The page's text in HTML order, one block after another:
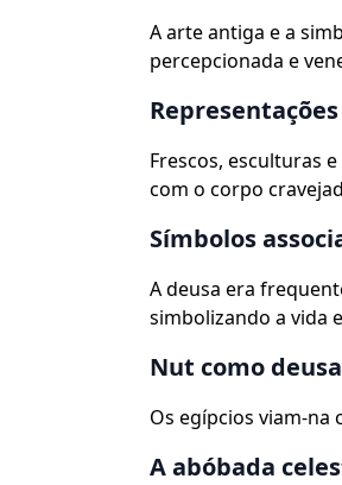
A arte antiga e a
percepcionada e
Frescos, esculturas
com o corpo
Símbolos
A deusa era
simbolizando a vida
Nut como
Os egípcios viam-na
A abóbada